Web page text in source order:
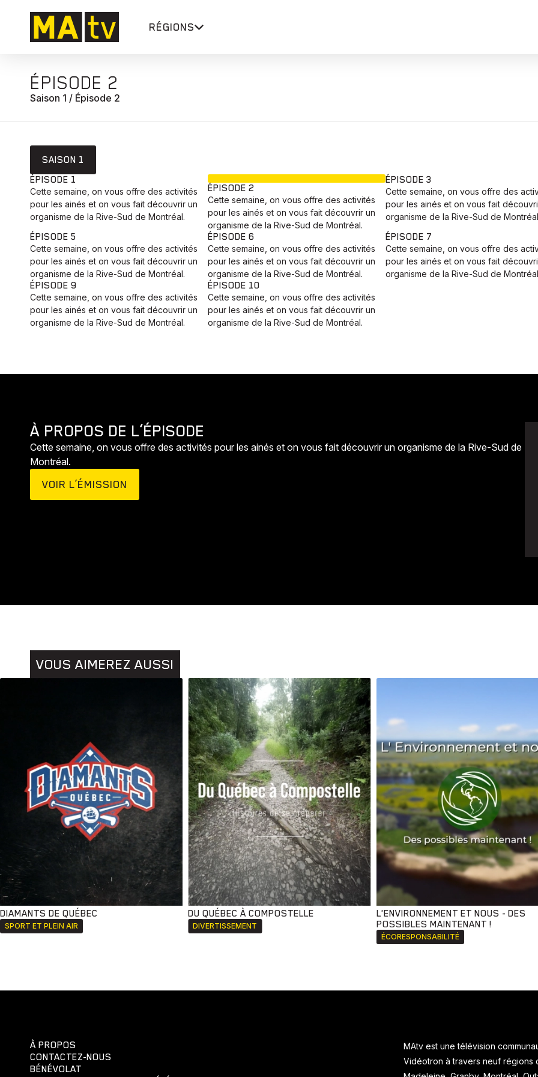
RÉGIONS
ÉPISODE 2
Saison 1 / Épisode 2
SAISON 1
ÉPISODE 1
Cette semaine, on vous offre des activités
pour les ainés et on vous fait découvrir un
organisme de la Rive-Sud de Montréal.
ÉPISODE 2
Cette semaine, on vous offre des activités
pour les ainés et on vous fait découvrir un
organisme de la Rive-Sud de Montréal.
ÉPISODE 3
Cette semaine, on vous offre des
pour les ainés et on vous fait
organisme de la Rive-Sud de
ÉPISODE 5
Cette semaine, on vous offre des activités
pour les ainés et on vous fait découvrir un
organisme de la Rive-Sud de Montréal.
ÉPISODE 6
Cette semaine, on vous offre des activités
pour les ainés et on vous fait découvrir un
organisme de la Rive-Sud de Montréal.
ÉPISODE 7
Cette semaine, on vous offre des
pour les ainés et on vous fait
organisme de la Rive-Sud de
ÉPISODE 9
Cette semaine, on vous offre des activités
pour les ainés et on vous fait découvrir un
organisme de la Rive-Sud de Montréal.
ÉPISODE 10
Cette semaine, on vous offre des activités
pour les ainés et on vous fait découvrir un
organisme de la Rive-Sud de Montréal.
À PROPOS DE L’ÉPISODE
Cette semaine, on vous offre des activités pour les ainés et on vous fait découvrir un organisme de la Rive-Sud de
Montréal.
VOIR L’ÉMISSION
VOUS AIMEREZ AUSSI
DIAMANTS DE QUÉBEC
SPORT ET PLEIN AIR
DU QUÉBEC À COMPOSTELLE
DIVERTISSEMENT
L'ENVIRONNEMENT ET NOUS - DES
POSSIBLES MAINTENANT !
ÉCORESPONSABILITÉ
À PROPOS
CONTACTEZ-NOUS
BÉNÉVOLAT
MAtv est une télévision
Vidéotron à travers neuf régions